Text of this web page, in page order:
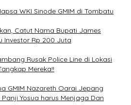
WKI Sinode GMIM di Tombatu
Catut Nama Bupati James
Investor Rp 200 Juta
Rusak Police Line di Lokasi
Mereka!!
GMIM Nazareth Oarai Jepang
Yosua harus Menjaga Dan